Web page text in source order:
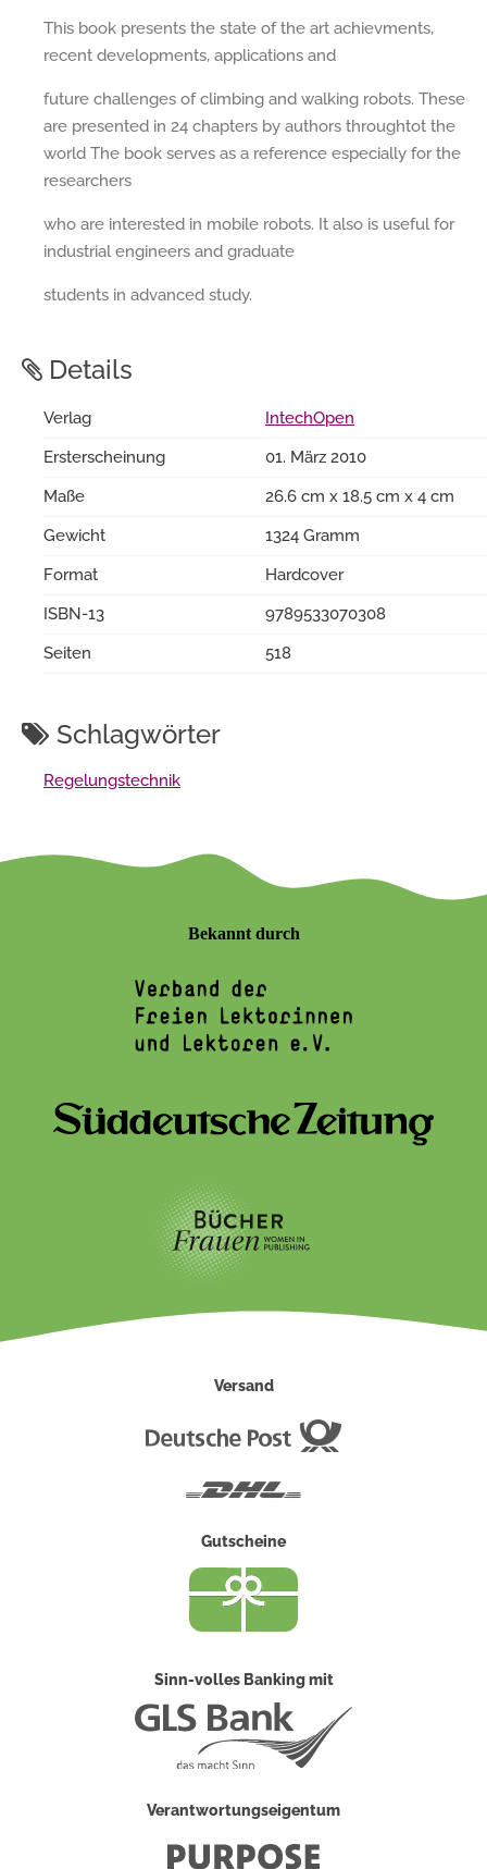
This book presents the state of the art achievments,
recent developments, applications and
future challenges of climbing and walking robots. These
are presented in 24 chapters by authors throughtot the
world The book serves as a reference especially for the
researchers
who are interested in mobile robots. It also is useful for
industrial engineers and graduate
students in advanced study.
Details
Verlag
IntechOpen
Ersterscheinung
01. März 2010
Maße
26.6 cm x 18.5 cm x 4 cm
Gewicht
1324 Gramm
Format
Hardcover
ISBN-13
9789533070308
Seiten
518
Schlagwörter
Regelungstechnik
Bekannt durch
Versand
Gutscheine
Sinn-volles Banking mit
Verantwortungseigentum